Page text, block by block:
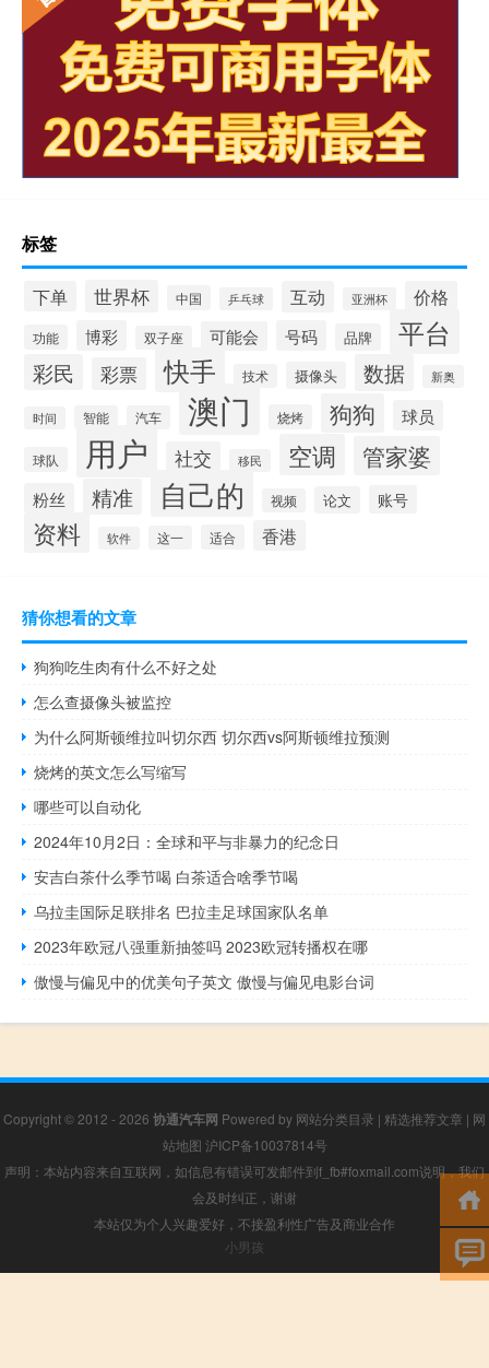
标签
下单 世界杯 中国 乒乓球 互动 亚洲杯 价格
功能 博彩 双子座 可能会 号码 品牌 平台
彩民 彩票 快手 技术 摄像头 数据 新奥
时间 智能 汽车 澳门 烧烤 狗狗 球员
球队 用户 社交 移民 空调 管家婆
粉丝 精准 自己的 视频 论文 账号
资料 软件 这一 适合 香港
猜你想看的文章
狗狗吃生肉有什么不好之处
怎么查摄像头被监控
为什么阿斯顿维拉叫切尔西 切尔西vs阿斯顿维拉预测
烧烤的英文怎么写缩写
哪些可以自动化
2024年10月2日：全球和平与非暴力的纪念日
安吉白茶什么季节喝 白茶适合啥季节喝
乌拉圭国际足联排名 巴拉圭足球国家队名单
2023年欧冠八强重新抽签吗 2023欧冠转播权在哪
傲慢与偏见中的优美句子英文 傲慢与偏见电影台词
Copyright © 2012 - 2026 协通汽车网 Powered by 网站分类目录 | 精选推荐文章 | 网
站地图 沪ICP备10037814号
声明：本站内容来自互联网，如信息有错误可发邮件到f_fb#foxmail.com说明，我们
会及时纠正，谢谢
本站仅为个人兴趣爱好，不接盈利性广告及商业合作
小男孩